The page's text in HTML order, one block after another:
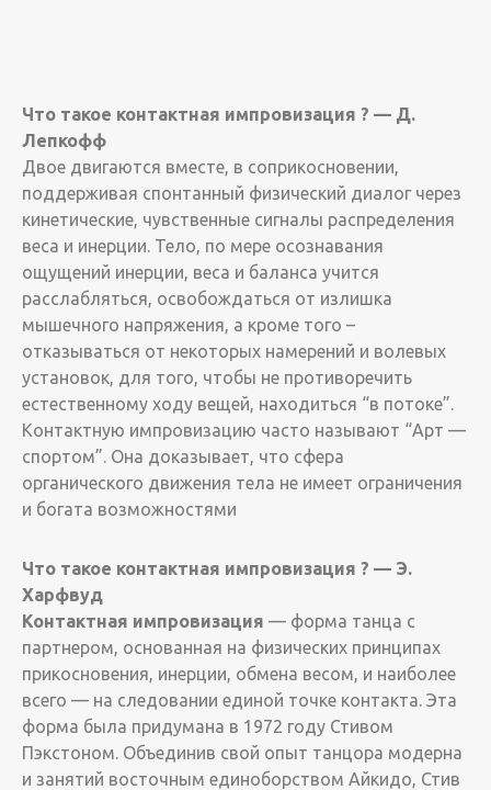
Что такое контактная импровизация ? — Д.
Лепкофф
Двое двигаются вместе, в соприкосновении,
поддерживая спонтанный физический диалог через
кинетические, чувственные сигналы распределения
веса и инерции. Тело, по мере осознавания
ощущений инерции, веса и баланса учится
расслабляться, освобождаться от излишка
мышечного напряжения, а кроме того –
отказываться от некоторых намерений и волевых
установок, для того, чтобы не противоречить
естественному ходу вещей, находиться “в потоке”.
Контактную импровизацию часто называют “Арт —
спортом”. Она доказывает, что сфера
органического движения тела не имеет ограничения
и богата возможностями
Что такое контактная импровизация ? — Э.
Харфвуд
Контактная импровизация — форма танца с
партнером, основанная на физических принципах
прикосновения, инерции, обмена весом, и наиболее
всего — на следовании единой точке контакта. Эта
форма была придумана в 1972 году Стивом
Пэкстоном. Объединив свой опыт танцора модерна
и занятий восточным единоборством Айкидо, Стив